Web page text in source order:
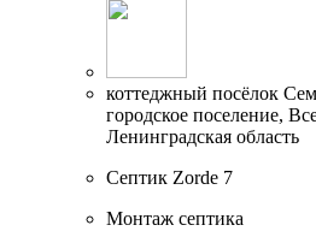
коттеджный посёлок
городское поселение,
Ленинградская область
Септик Zorde 7
Монтаж септика